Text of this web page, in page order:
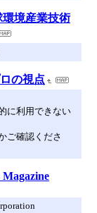
境産業技術
の視点
に利用できない
ご確認くださ
Magazine